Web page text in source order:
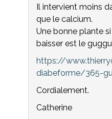
Il intervient moins
que le calcium.
Une bonne plante
baisser est le
https://
diabeforme/365-
Cordialement.
Catherine